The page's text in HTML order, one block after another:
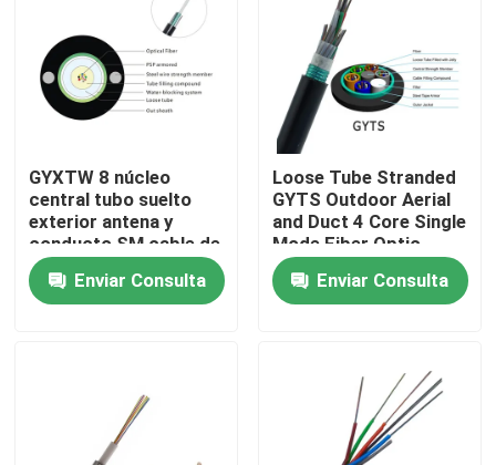
Viaje de la fábrica
Control de calidad
Éntrenos en contacto con
Pida una cita
Cable de fribra óptica
GYXTW 8 núcleo
central tubo suelto
exterior antena y
conducto SM cable de
fibra con alambre de
acero miembro de
resistencia
Enviar Consulta
Loose Tube Stranded
GYTS Outdoor Aerial
and Duct 4 Core Single
Mode Fiber Optic
Cable
Enviar Consulta